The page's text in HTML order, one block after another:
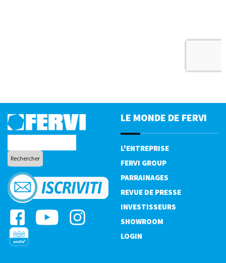
LE MONDE DE FERVI
L'ENTREPRISE
FERVI GROUP
PARRAINAGES
REVUE DE PRESSE
INVESTISSEURS
SHOWROOM
LOGIN